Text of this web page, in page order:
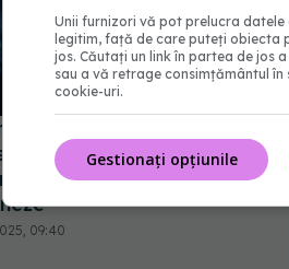
condiţiile de
la vaccinurile anti-COVID-
mai are voie să se
09:40
Unii furnizori vă pot prelucra
legitim, față de care puteți obiecta
jos. Căutați un link în partea de jos
sau a vă retrage consimțământul
cookie-uri.
Gestionați opțiunile